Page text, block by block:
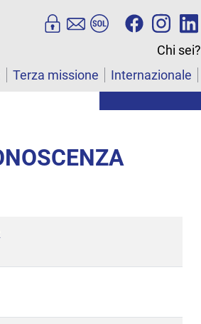
Chi sei?
Terza missione Internazionale